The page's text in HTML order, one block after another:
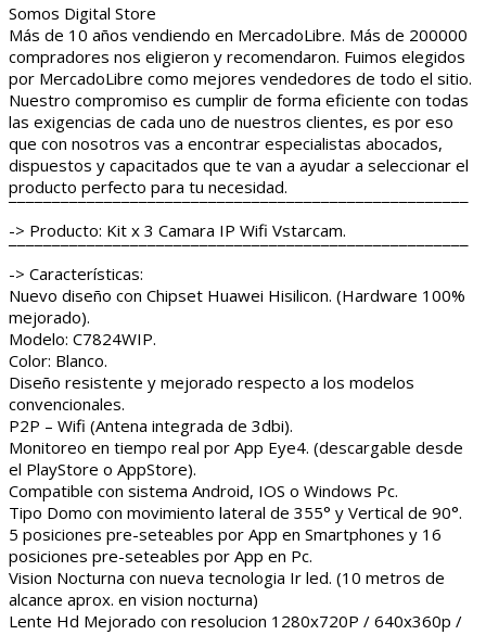
Somos Digital Store
Más de 10 años vendiendo en MercadoLibre. Más de 200000
compradores nos eligieron y recomendaron. Fuimos elegidos
por MercadoLibre como mejores vendedores de todo el sitio.
Nuestro compromiso es cumplir de forma eficiente con todas
las exigencias de cada uno de nuestros clientes, es por eso
que con nosotros vas a encontrar especialistas abocados,
dispuestos y capacitados que te van a ayudar a seleccionar el
producto perfecto para tu necesidad.
¯¯¯¯¯¯¯¯¯¯¯¯¯¯¯¯¯¯¯¯¯¯¯¯¯¯¯¯¯¯¯¯¯¯¯¯¯¯¯¯¯¯¯¯¯¯¯¯¯¯¯¯¯
-> Producto: Kit x 3 Camara IP Wifi Vstarcam.
¯¯¯¯¯¯¯¯¯¯¯¯¯¯¯¯¯¯¯¯¯¯¯¯¯¯¯¯¯¯¯¯¯¯¯¯¯¯¯¯¯¯¯¯¯¯¯¯¯¯¯¯¯
-> Características:
Nuevo diseño con Chipset Huawei Hisilicon. (Hardware 100%
mejorado).
Modelo: C7824WIP.
Color: Blanco.
Diseño resistente y mejorado respecto a los modelos
convencionales.
P2P – Wifi (Antena integrada de 3dbi).
Monitoreo en tiempo real por App Eye4. (descargable desde
el PlayStore o AppStore).
Compatible con sistema Android, IOS o Windows Pc.
Tipo Domo con movimiento lateral de 355° y Vertical de 90°.
5 posiciones pre-seteables por App en Smartphones y 16
posiciones pre-seteables por App en Pc.
Vision Nocturna con nueva tecnologia Ir led. (10 metros de
alcance aprox. en vision nocturna)
Lente Hd Mejorado con resolucion 1280x720P / 640x360p /